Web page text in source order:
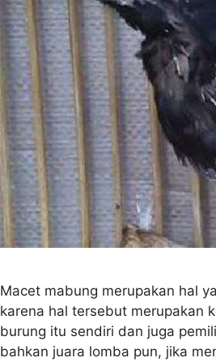
Macet mabung merupakan hal
karena hal tersebut merupakan
burung itu sendiri dan juga
bahkan juara lomba pun, jika